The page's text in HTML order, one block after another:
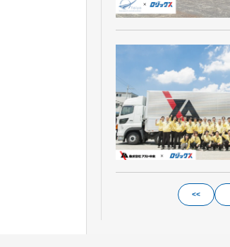
<<